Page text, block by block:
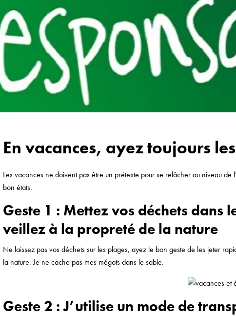
Déménagement
En vacances, ayez toujours
Les vacances ne doivent pas être un prétexte pour se relâcher au niveau
bon états.
Geste 1 : Mettez vos déchets dans
veillez à la propreté de la nature
Ne laissez pas vos déchets sur les plages, ayez le bon geste de les jeter
la nature. Je ne cache pas mes mégots dans le sable.
Geste 2 : J’utilise un mode de